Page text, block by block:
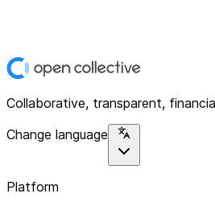
Collaborative, transparent,
Change language
Platform